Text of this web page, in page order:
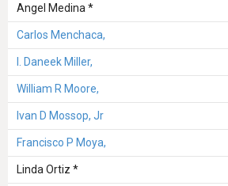
Angel Medina *
Carlos Menchaca,
I. Daneek Miller,
William R Moore,
Ivan D Mossop, Jr
Francisco P Moya,
Linda Ortiz *